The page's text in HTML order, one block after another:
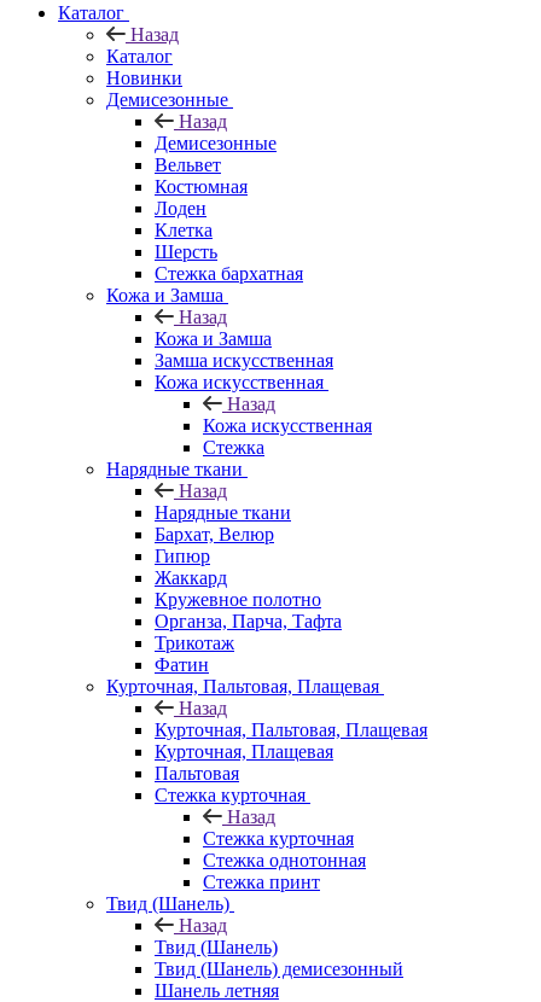
Каталог
Назад
Каталог
Новинки
Демисезонные
Назад
Демисезонные
Вельвет
Костюмная
Лоден
Клетка
Шерсть
Стежка бархатная
Кожа и Замша
Назад
Кожа и Замша
Замша искусственная
Кожа искусственная
Назад
Кожа искусственная
Стежка
Нарядные ткани
Назад
Нарядные ткани
Бархат, Велюр
Гипюр
Жаккард
Кружевное полотно
Органза, Парча, Тафта
Трикотаж
Фатин
Курточная, Пальтовая, Плащевая
Назад
Курточная, Пальтовая, Плащевая
Курточная, Плащевая
Пальтовая
Стежка курточная
Назад
Стежка курточная
Стежка однотонная
Стежка принт
Твид (Шанель)
Назад
Твид (Шанель)
Твид (Шанель) демисезонный
Шанель летняя